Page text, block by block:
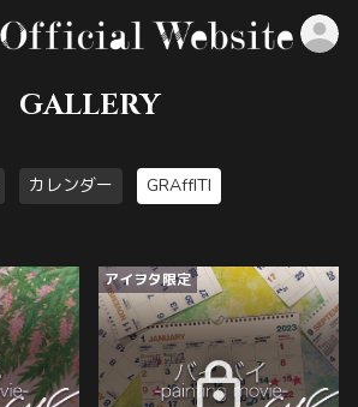
GALLERY
カレンダー GRAffITI
アイヲタ限定